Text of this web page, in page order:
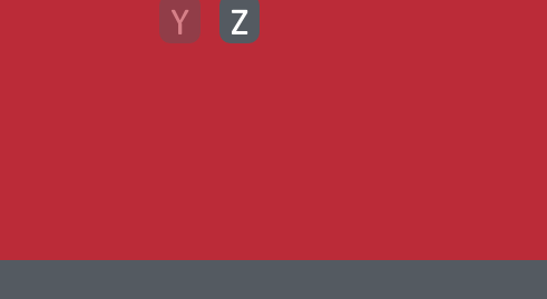
Y
Z